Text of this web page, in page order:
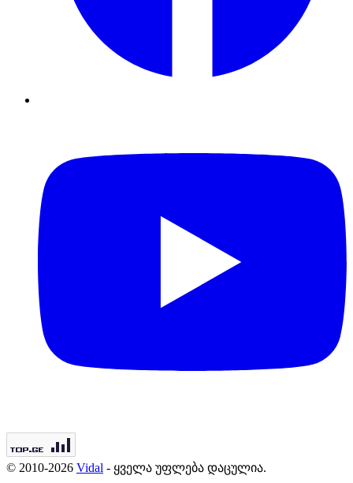
© 2010-2026 Vidal - ყველა უფლება დაცულია.